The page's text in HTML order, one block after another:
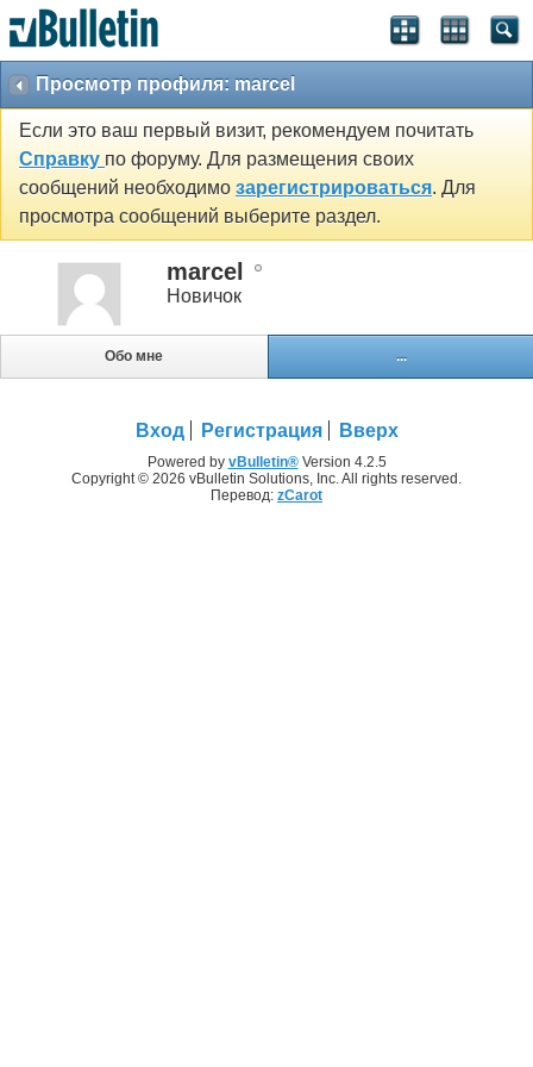
Просмотр профиля: marcel
Если это ваш первый визит, рекомендуем почитать
Справку по форуму. Для размещения своих
сообщений необходимо зарегистрироваться. Для
просмотра сообщений выберите раздел.
marcel
Новичок
Обо мне ...
Вход Регистрация Вверх
Powered by vBulletin®Version 4.2.5
Copyright © 2026 vBulletin Solutions, Inc. All rights reserved.
Перевод: zCarot